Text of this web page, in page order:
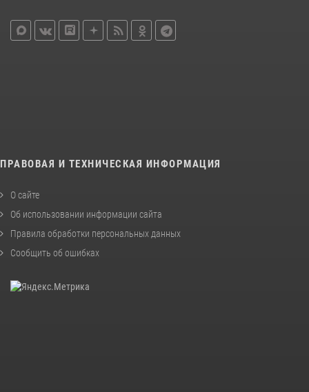
ПРАВОВАЯ И ТЕХНИЧЕСКАЯ ИНФОРМАЦИЯ
О сайте
Об использовании информации сайта
Правила обработки персональных данных
Сообщить об ошибках